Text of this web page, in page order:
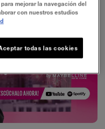
mejorar la navegación del
con nuestros estudios
todas las cookies